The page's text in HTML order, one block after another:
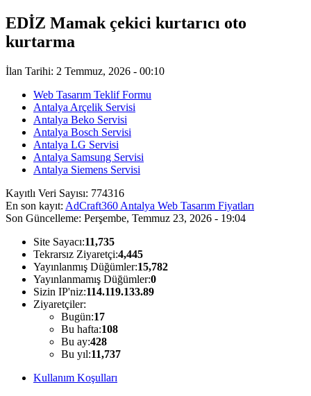
EDİZ Mamak çekici kurtarıcı oto
kurtarma
İlan Tarihi: 2 Temmuz, 2026 - 00:10
Web Tasarım Teklif Formu
Antalya Arçelik Servisi
Antalya Beko Servisi
Antalya Bosch Servisi
Antalya LG Servisi
Antalya Samsung Servisi
Antalya Siemens Servisi
Kayıtlı Veri Sayısı: 774316
En son kayıt: AdCraft360 Antalya Web Tasarım Fiyatları
Son Güncelleme: Perşembe, Temmuz 23, 2026 - 19:04
Site Sayacı:11,735
Tekrarsız Ziyaretçi:4,445
Yayınlanmış Düğümler:15,782
Yayınlanmamış Düğümler:0
Sizin IP'niz:114.119.133.89
Ziyaretçiler:
Bugün:17
Bu hafta:108
Bu ay:428
Bu yıl:11,737
Kullanım Koşulları